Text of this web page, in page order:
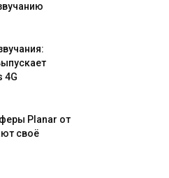
4G
Planar от
своё